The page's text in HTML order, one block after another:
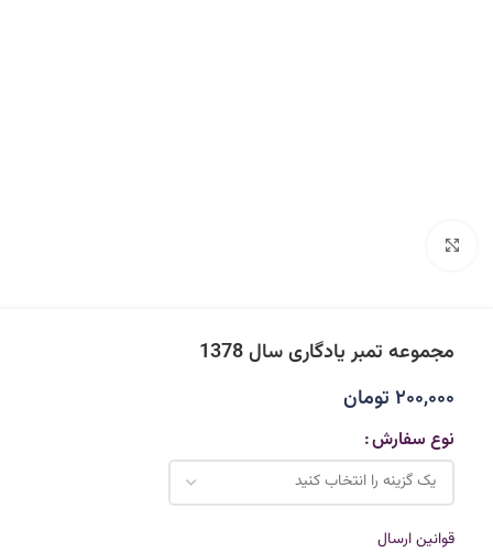
مجموعه تمبر یادگاری سال 1378
۲۰۰,۰۰۰ تومان
نوع سفارش
قوانین ارسال